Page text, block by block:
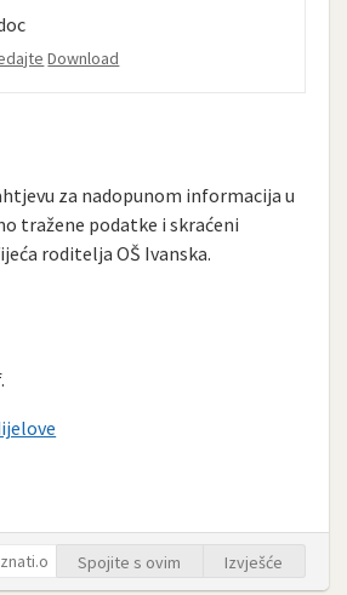
Download
za nadopunom informacija u
tražene podatke i skraćeni
roditelja OŠ Ivanska.
Spojite s ovim Izvješće